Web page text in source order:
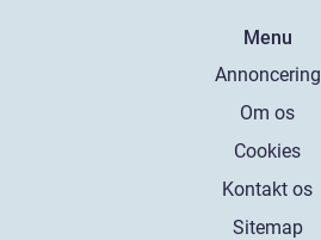
Menu
Annoncering
Om os
Cookies
Kontakt os
Sitemap